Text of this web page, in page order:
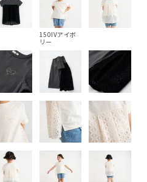
150IVアイボ
リー